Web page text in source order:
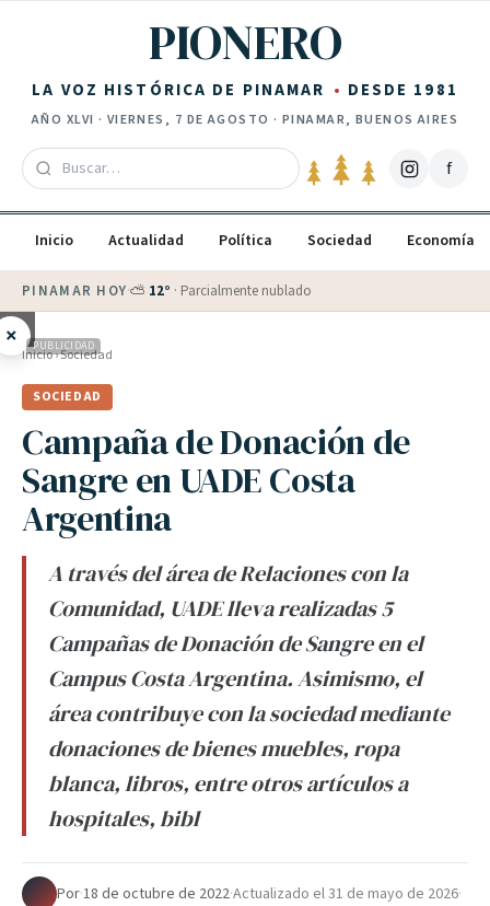
PIONERO
LA VOZ HISTÓRICA DE PINAMAR DESDE 1981
AÑO XLVI · VIERNES, 7 DE AGOSTO · PINAMAR, BUENOS AIRES
f
Inicio Actualidad Política Sociedad Economía
PINAMAR HOY·⛅ 12° · Parcialmente nublado
× PUBLICIDAD
Inicio›Sociedad
SOCIEDAD
Campaña de Donación de
Sangre en UADE Costa
Argentina
A través del área de Relaciones con la
Comunidad, UADE lleva realizadas 5
Campañas de Donación de Sangre en el
Campus Costa Argentina. Asimismo, el
área contribuye con la sociedad mediante
donaciones de bienes muebles, ropa
blanca, libros, entre otros artículos a
hospitales, bibl
Por·18 de octubre de 2022·Actualizado el31 de mayo de 2026·